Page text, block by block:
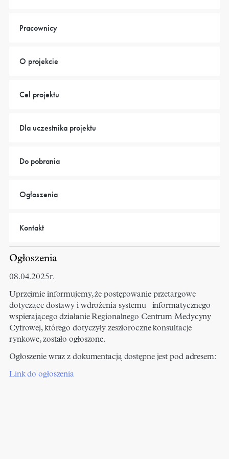
Pracownicy
O projekcie
Cel projektu
Dla uczestnika projektu
Do pobrania
Ogłoszenia
Kontakt
Ogłoszenia
08.04.2025r.
Uprzejmie informujemy, że postępowanie przetargowe
dotyczące dostawy i wdrożenia systemu informatycznego
wspierającego działanie Regionalnego Centrum Medycyny
Cyfrowej, którego dotyczyły zeszłoroczne konsultacje
rynkowe, zostało ogłoszone.
Ogłoszenie wraz z dokumentacją dostępne jest pod adresem:
Link do ogłoszenia